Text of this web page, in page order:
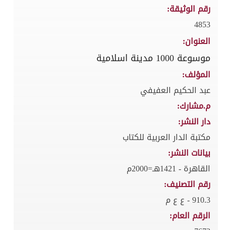
رقم الوثيقة:
4853
العنوان:
موسوعة 1000 مدينة اسلامية
المؤلف:
عبد الحكيم العفيفي
م.مشارك:
دار النشر:
مكتبة الدار العربية للكتاب
بيانات النشر:
القاهرة - 1421هـ=2000م
رقم التصنيف:
910.3 - ع ع م
الرقم العام: